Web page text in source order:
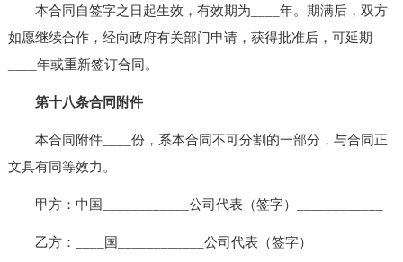
本合同自签字之日起生效，有效期为____年。期满后，双方
如愿继续合作，经向政府有关部门申请，获得批准后，可延期
____年或重新签订合同。
第十八条合同附件
本合同附件____份，系本合同不可分割的一部分，与合同正
文具有同等效力。
甲方：中国____________公司代表（签字）____________
乙方：____国____________公司代表（签字）